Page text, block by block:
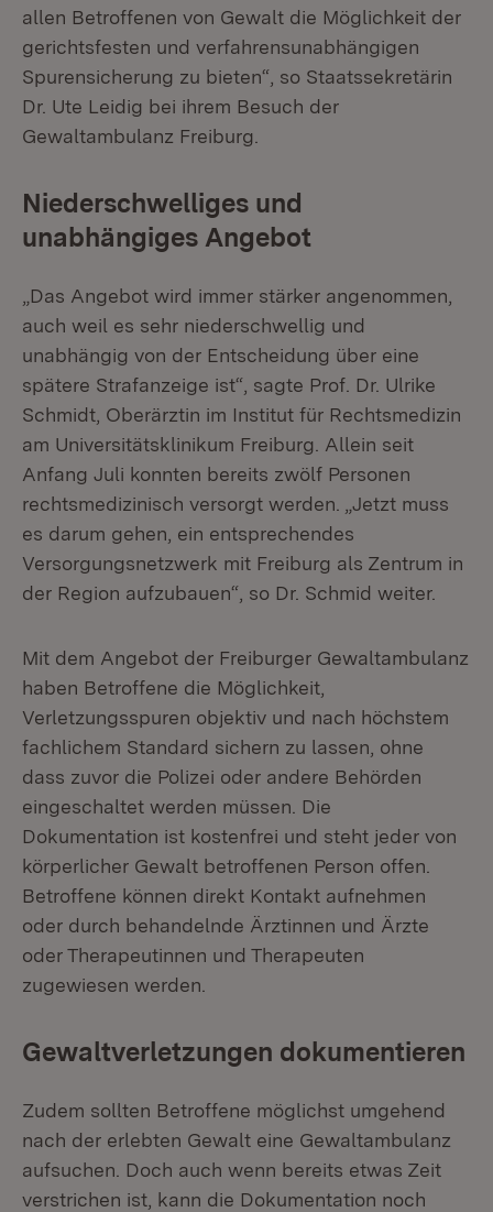
allen Betroffenen von Gewalt die Möglichkeit der
gerichtsfesten und verfahrensunabhängigen
Spurensicherung zu bieten“, so Staatssekretärin
Dr. Ute Leidig bei ihrem Besuch der
Gewaltambulanz Freiburg.
Niederschwelliges und
unabhängiges Angebot
„Das Angebot wird immer stärker angenommen,
auch weil es sehr niederschwellig und
unabhängig von der Entscheidung über eine
spätere Strafanzeige ist“, sagte Prof. Dr. Ulrike
Schmidt, Oberärztin im Institut für Rechtsmedizin
am Universitätsklinikum Freiburg. Allein seit
Anfang Juli konnten bereits zwölf Personen
rechtsmedizinisch versorgt werden. „Jetzt muss
es darum gehen, ein entsprechendes
Versorgungsnetzwerk mit Freiburg als Zentrum in
der Region aufzubauen“, so Dr. Schmid weiter.
Mit dem Angebot der Freiburger Gewaltambulanz
haben Betroffene die Möglichkeit,
Verletzungsspuren objektiv und nach höchstem
fachlichem Standard sichern zu lassen, ohne
dass zuvor die Polizei oder andere Behörden
eingeschaltet werden müssen. Die
Dokumentation ist kostenfrei und steht jeder von
körperlicher Gewalt betroffenen Person offen.
Betroffene können direkt Kontakt aufnehmen
oder durch behandelnde Ärztinnen und Ärzte
oder Therapeutinnen und Therapeuten
zugewiesen werden.
Gewaltverletzungen dokumentieren
Zudem sollten Betroffene möglichst umgehend
nach der erlebten Gewalt eine Gewaltambulanz
aufsuchen. Doch auch wenn bereits etwas Zeit
verstrichen ist, kann die Dokumentation noch